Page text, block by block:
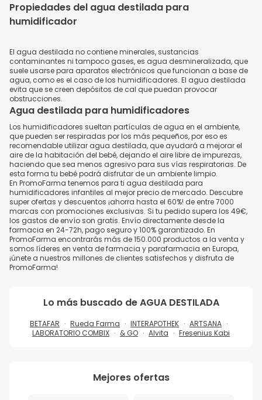
Propiedades del agua destilada para
humidificador
El agua destilada no contiene minerales, sustancias
contaminantes ni tampoco gases, es agua desmineralizada, que
suele usarse para aparatos electrónicos que funcionan a base de
agua, como es el caso de los humidificadores. El agua destilada
evita que se creen depósitos de cal que puedan provocar
obstrucciones.
Agua destilada para humidificadores
Los humidificadores sueltan partículas de agua en el ambiente,
que pueden ser respiradas por los más pequeños, por eso es
recomendable utilizar agua destilada, que ayudará a mejorar el
aire de la habitación del bebé, dejando el aire libre de impurezas,
haciendo que sea menos agresivo para sus vías respiratorias. De
esta forma tu bebé podrá disfrutar de un ambiente limpio.
En PromoFarma tenemos para ti agua destilada para
humidificadores infantiles al mejor precio de mercado. Descubre
super ofertas y descuentos ¡ahorra hasta el 60%! de entre 7000
marcas con promociones exclusivas. Si tu pedido supera los 49€,
los gastos de envío son gratis. Envío directamente desde la
farmacia en 24-72h, pago seguro y 100% garantizado. En
PromoFarma encontrarás más de 150.000 productos a la venta y
somos líderes en venta de farmacia y parafarmacia en Europa,
¡únete a nuestros millones de clientes satisfechos y disfruta de
PromoFarma!
Lo más buscado deAGUA DESTILADA
BETAFAR Rueda Farma INTERAPOTHEK
ARTSANA
LABORATORIO COMBIX
& GO Alvita Fresenius Kabi
Mejores ofertas